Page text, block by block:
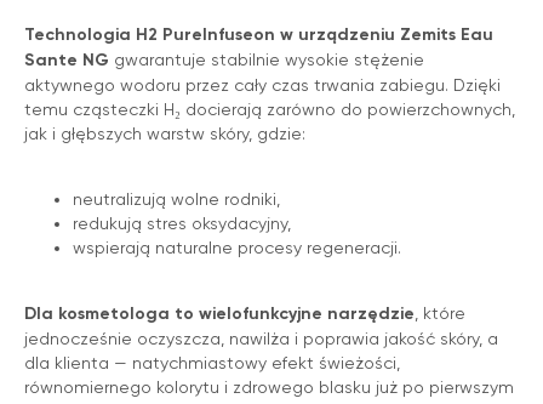
Technologia H2 PureInfuseon w urządzeniu Zemits Eau
Sante NG gwarantuje stabilnie wysokie stężenie
aktywnego wodoru przez cały czas trwania zabiegu. Dzięki
temu cząsteczki H₂ docierają zarówno do powierzchownych,
jak i głębszych warstw skóry, gdzie:
neutralizują wolne rodniki,
redukują stres oksydacyjny,
wspierają naturalne procesy regeneracji.
Dla kosmetologa to wielofunkcyjne narzędzie, które
jednocześnie oczyszcza, nawilża i poprawia jakość skóry, a
dla klienta — natychmiastowy efekt świeżości,
równomiernego kolorytu i zdrowego blasku już po pierwszym
2. Podawanie H₂ na skórę pod ciśnieniem
Aktywny wodór jest precyzyjnie
podawany na skórę specjalną
środkowej naskórka.